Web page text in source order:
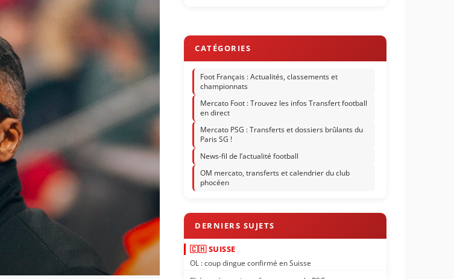
Foot Français : Actualités, classements et
championnats
Mercato Foot : Trouvez les infos Transfert football
en direct
Mercato PSG : Transferts et dossiers brûlants du
Paris SG !
News-fil de l’actualité football
OM mercato, transferts et calendrier du club
phocéen
🇨🇭 SUISSE
OL : coup dingue confirmé en Suisse